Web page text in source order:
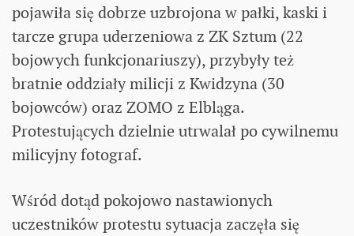
pojawiła się dobrze uzbrojona w pałki, kaski i
tarcze grupa uderzeniowa z ZK Sztum (22
bojowych funkcjonariuszy), przybyły też
bratnie oddziały milicji z Kwidzyna (30
bojowców) oraz ZOMO z Elbląga.
Protestujących dzielnie utrwalał po cywilnemu
milicyjny fotograf.
Wśród dotąd pokojowo nastawionych
uczestników protestu sytuacja zaczęła się